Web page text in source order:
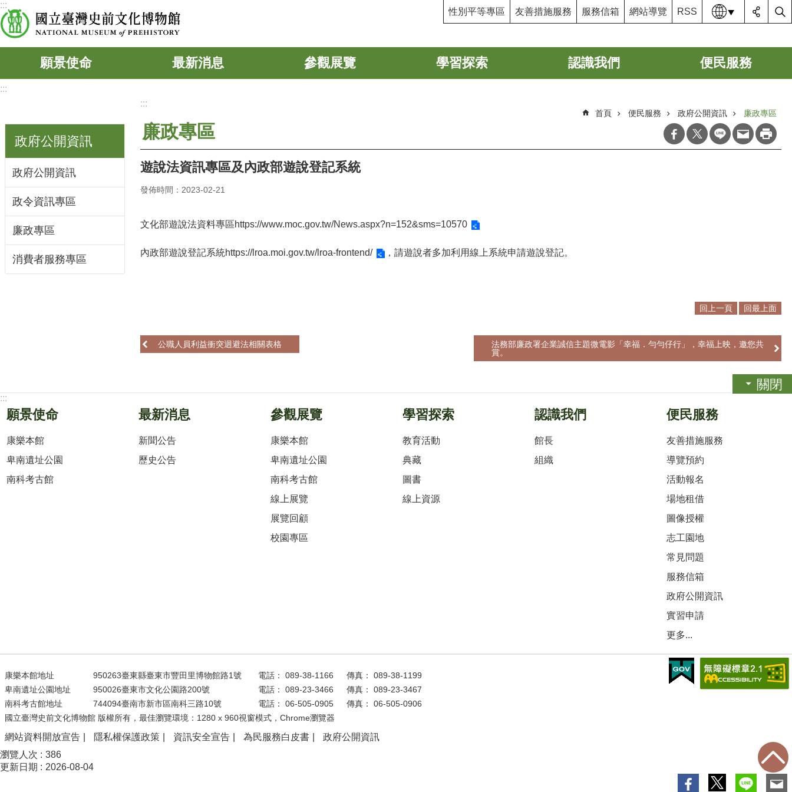
跳到主要內容區塊
:::
性別平等專區 友善措施服務 服務信箱 網站導覽 RSS 語系
願景使命 最新消息 參觀展覽 學習探索 認識我們 便民服務
:::
政府公開資訊
政府公開資訊
政令資訊專區
廉政專區
消費者服務專區
:::
首頁 便民服務 政府公開資訊 廉政專區
廉政專區
遊說法資訊專區及內政部遊說登記系統
發佈時間：2023-02-21
文化部遊說法資料專區https://www.moc.gov.tw/News.aspx?n=152&sms=10570
內政部遊說登記系統https://lroa.moi.gov.tw/lroa-frontend/ ，請遊說者多加利用線上系統申請遊說登記。
回上一頁 回最上面
公職人員利益衝突迴避法相關表格
法務部廉政署企業誠信主題微電影「幸福．勻勻仔行」，幸福上映，邀您共
賞。
關閉
:::
願景使命
康樂本館
卑南遺址公園
南科考古館
最新消息
新聞公告
歷史公告
參觀展覽
康樂本館
卑南遺址公園
南科考古館
線上展覽
展覽回顧
校園專區
學習探索
教育活動
典藏
圖書
線上資源
認識我們
館長
組織
便民服務
友善措施服務
導覽預約
活動報名
場地租借
圖像授權
志工園地
常見問題
服務信箱
政府公開資訊
實習申請
更多...
康樂本館地址 950263臺東縣臺東市豐田里博物館路1號 電話： 089-38-1166
傳真： 089-38-1199
卑南遺址公園地址
950026臺東市文化公園路200號 電話： 089-23-3466
傳真： 089-23-3467
南科考古館地址
744094臺南市新市區南科三路10號 電話： 06-505-0905
傳真： 06-505-0906
國立臺灣史前文化博物館 版權所有，最佳瀏覽環境：1280 x 960視窗模式，Chrome瀏覽器
網站資料開放宣告 隱私權保護政策 資訊安全宣告 為民服務白皮書
政府公開資訊
瀏覽人次
386
更新日期
2026-08-04